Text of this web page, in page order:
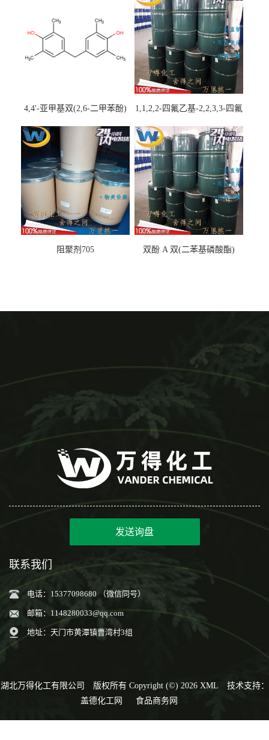
4,4'-亚甲基双(2,6-二甲苯酚)
1,1,2,2-四氟乙基-2,2,3,3-四氟
阻聚剂705 双酚 A 双(二苯基磷酸酯)
发送询盘
联系我们
电话：15377098680 （微信同号）
邮箱： 1148280033@qq.com
地址：天门市黄潭镇曹湾村3组
湖北万得化工有限公司 版权所有 Copyright (©) 2026 XML
技术支持：
盖德化工网
食品商务网